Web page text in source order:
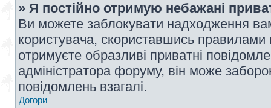
» Я постійно отримую небажані
Ви можете заблокувати надходження
користувача, скориставшись
отримуєте образливі приватні
адміністратора форуму, він може
повідомлень взагалі.
Догори